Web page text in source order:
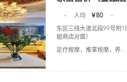
- 人均 ￥80
-
东区三线大道北段99号附
姐商店对面）
足疗按摩，推拿按摩，养...